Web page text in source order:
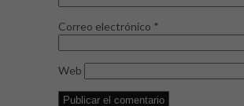
Correo electrónico *
Web